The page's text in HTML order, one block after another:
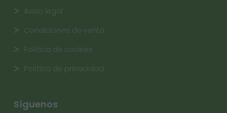
Aviso legal
Condiciones de venta
Política de cookies
Política de privacidad
Síguenos